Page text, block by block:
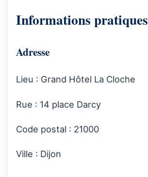
Informations pratiques
Adresse
Lieu : Grand Hôtel La Cloche
Rue : 14 place Darcy
Code postal : 21000
Ville : Dijon